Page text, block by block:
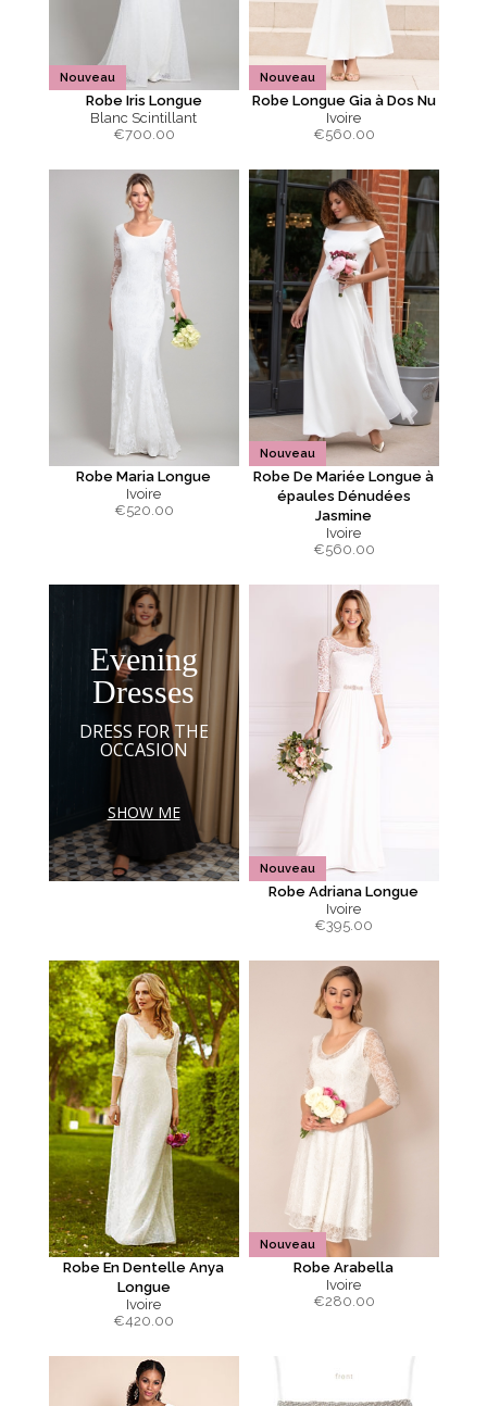
Nouveau
Robe Iris Longue
Blanc Scintillant
€700.00
Nouveau
Robe Longue Gia à Dos Nu
Ivoire
€560.00
Robe Maria Longue
Ivoire
€520.00
Nouveau
Robe De Mariée Longue à
épaules Dénudées
Jasmine
Ivoire
€560.00
Evening
Dresses
DRESS FOR THE
OCCASION
SHOW ME
Nouveau
Robe Adriana Longue
Ivoire
€395.00
Robe En Dentelle Anya
Longue
Ivoire
€420.00
Nouveau
Robe Arabella
Ivoire
€280.00